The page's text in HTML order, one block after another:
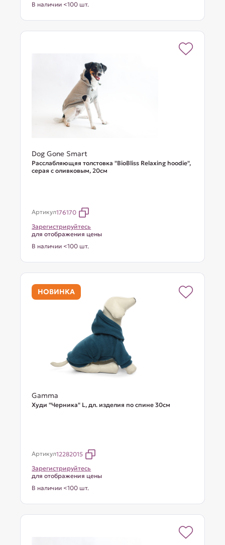
В наличии <100 шт.
Dog Gone Smart
Расслабляющяя толстовка "BioBliss Relaxing hoodie",
серая с оливковым, 20см
Артикул176170
Зарегистрируйтесь
для отображения цены
В наличии <100 шт.
НОВИНКА
Gamma
Худи "Черника" L, дл. изделия по спине 30см
Артикул12282015
Зарегистрируйтесь
для отображения цены
В наличии <100 шт.